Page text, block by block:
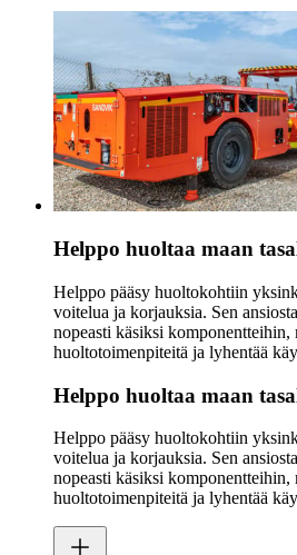
Helppo huoltaa maan
Helppo pääsy huoltokohtiin
voitelua ja korjauksia. Sen
nopeasti käsiksi komponentteihin,
huoltotoimenpiteitä ja lyhentää
Helppo huoltaa maan
Helppo pääsy huoltokohtiin
voitelua ja korjauksia. Sen
nopeasti käsiksi komponentteihin,
huoltotoimenpiteitä ja lyhentää